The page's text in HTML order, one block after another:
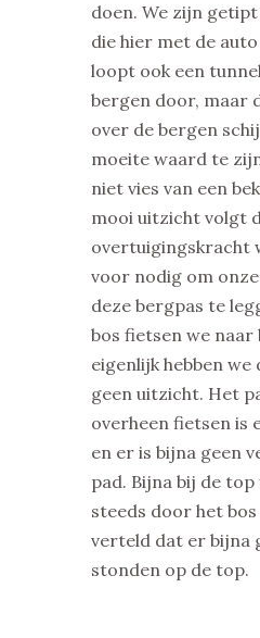
doen. We zijn
die hier met de
loopt ook een
bergen door, maar
over de bergen
moeite waard te
niet vies van een
mooi uitzicht volgt
overtuigingskracht
voor nodig om
deze bergpas te
bos fietsen we naar
eigenlijk hebben
geen uitzicht. Het
overheen fietsen is
en er is bijna geen
pad. Bijna bij de
steeds door het
verteld dat er bijna
stonden op de top.